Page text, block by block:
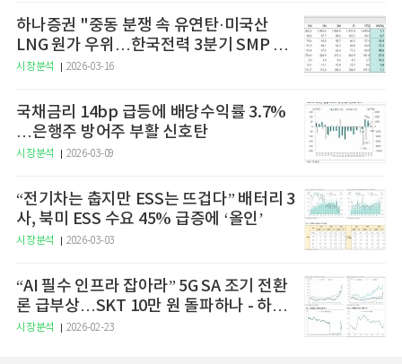
하나증권 "중동 분쟁 속 유연탄·미국산
LNG 원가 우위…한국전력 3분기 SMP 상
승 전망"
시장분석 2026-03-16
국채금리 14bp 급등에 배당수익률 3.7%
…은행주 방어주 부활 신호탄
시장분석 2026-03-09
“전기차는 춥지만 ESS는 뜨겁다” 배터리 3
사, 북미 ESS 수요 45% 급증에 ‘올인’
시장분석 2026-03-03
“AI 필수 인프라 잡아라” 5G SA 조기 전환
론 급부상…SKT 10만 원 돌파하나 - 하나
증권
시장분석 2026-02-23